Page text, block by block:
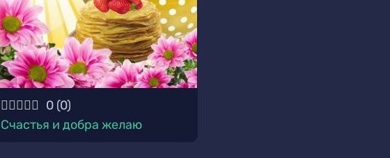
0 (0)
Счастья и добра желаю